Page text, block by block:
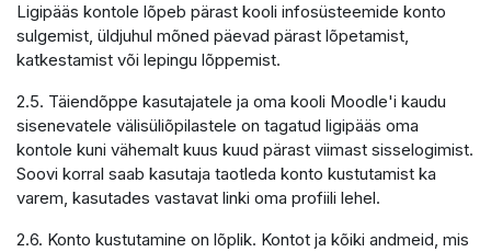
Ligipääs kontole lõpeb pärast kooli infosüsteemide konto
sulgemist, üldjuhul mõned päevad pärast lõpetamist,
katkestamist või lepingu lõppemist.
2.5. Täiendõppe kasutajatele ja oma kooli Moodle'i kaudu
sisenevatele välisüliõpilastele on tagatud ligipääs oma
kontole kuni vähemalt kuus kuud pärast viimast sisselogimist.
Soovi korral saab kasutaja taotleda konto kustutamist ka
varem, kasutades vastavat linki oma profiili lehel.
2.6. Konto kustutamine on lõplik. Kontot ja kõiki andmeid, mis